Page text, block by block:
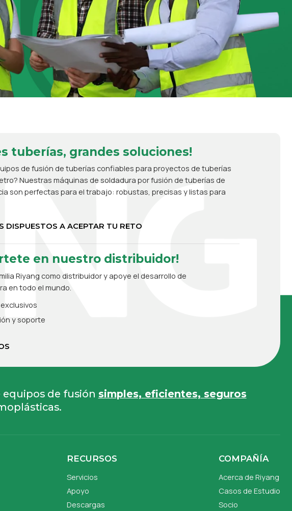
tuberías, grandes soluciones!
de fusión de tuberías confiables para proyectos de tuberías
Nuestras máquinas de soldadura por fusión de tuberías de
son perfectas para el trabajo: robustas, precisas y listas para
DISPUESTOS A ACEPTAR TU RETO
en nuestro distribuidor!
Riyang como distribuidor y apoye el desarrollo de
en todo el mundo.
y soporte
de fusión simples, eficientes, seguros
RECURSOS
Servicios
Apoyo
Descargas
COMPAÑÍA
Acerca de Riyang
Casos de Estudio
Socio